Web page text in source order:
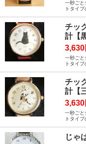
一秒ごと
トタイ
チッ
計【
一秒ごと
トタイ
チッ
計【
一秒ごと
トタイ
じゃ